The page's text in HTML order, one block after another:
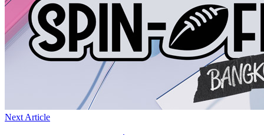
Next Article